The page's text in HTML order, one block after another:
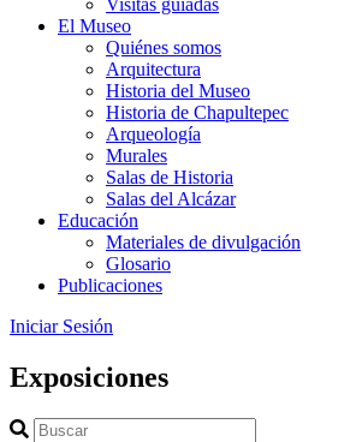
Visitas guiadas
El Museo
Quiénes somos
Arquitectura
Historia del Museo
Historia de Chapultepec
Arqueología
Murales
Salas de Historia
Salas del Alcázar
Educación
Materiales de divulgación
Glosario
Publicaciones
Iniciar Sesión
Exposiciones